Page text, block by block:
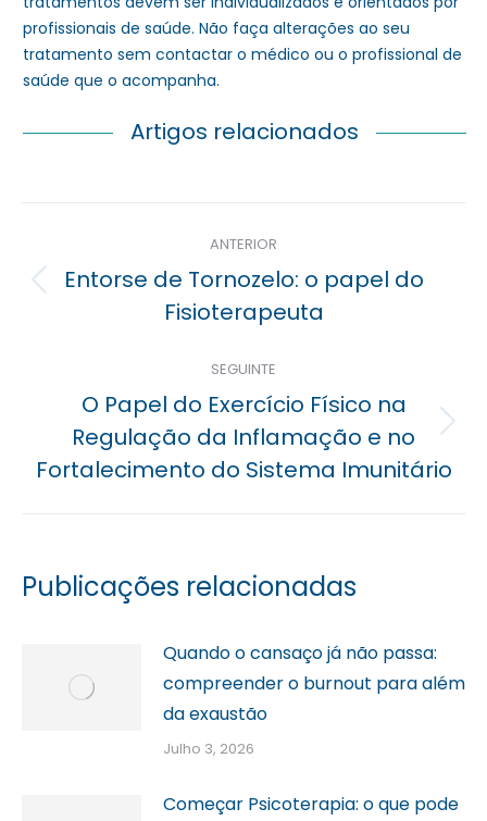
profissionais de saúde. Não faça alterações ao seu
tratamento sem contactar o médico ou o profissional de
saúde que o acompanha.
Artigos relacionados
Navegação
posterior
ANTERIOR
Previous
post:
Entorse de Tornozelo: o papel do
Fisioterapeuta
SEGUINTE
Próximo
post:
O Papel do Exercício Físico na
Regulação da Inflamação e no
Fortalecimento do Sistema Imunitário
Publicações relacionadas
Quando o cansaço já não passa:
compreender o burnout para além
da exaustão
Julho 3, 2026
Começar Psicoterapia: o que pode